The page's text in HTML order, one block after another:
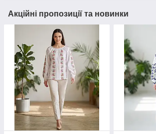
Акційні пропозиції та новинки